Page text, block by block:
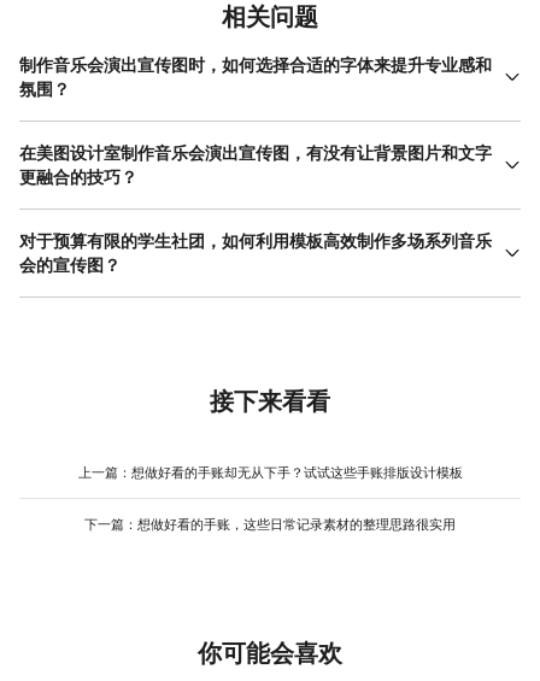
相关问题
制作音乐会演出宣传图时，如何选择合适的字体来提升专业感和
氛围？
字体是传达音乐会气质的关键。古典、爵士类演出适合衬线字体
（如宋体、Times New Roman的变体），其笔画末端的装饰细节能
带来经典、优雅的感觉。摇滚、电子、流行等现代感强的演出，则
可以在字体列表中预览效果。一个安全的原则是：整张音乐会演出
宣传图使用的字体不超过三种，用字重（粗细）和大小来区分信息
在美图设计室制作音乐会演出宣传图，有没有让背景图片和文字
更融合的技巧？
当然有。当背景图片色彩或细节过于复杂，影响文字阅读时，有几
个实用方法。一是使用‘画图’或‘编辑’工具中的‘虚化’功能，轻微模糊
背景，让前景文字跳出来。二是在文字区域下方添加一个半透明的
对于预算有限的学生社团，如何利用模板高效制作多场系列音乐
会的宣传图？
系列演出宣传图需要保持统一的视觉识别，方便观众形成记忆。建
接在这个基础上修改即可：替换演出者名称、具体日期地点和背景
图片（但保持图片风格一致，比如都用暗调舞台照或统一滤镜的乐
了制作效率和专业连贯性，无需为每一场演出从头设计。
接下来看看
上一篇： 想做好看的手账却无从下手？试试这些手账排版设计模板
下一篇： 想做好看的手账，这些日常记录素材的整理思路很实用
你可能会喜欢